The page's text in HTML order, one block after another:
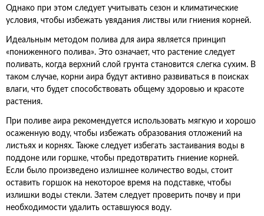
Однако при этом следует учитывать сезон и климатические
условия, чтобы избежать увядания листвы или гниения корней.
Идеальным методом полива для аира является принцип
«пониженного полива». Это означает, что растение следует
поливать, когда верхний слой грунта становится слегка сухим. В
таком случае, корни аира будут активно развиваться в поисках
влаги, что будет способствовать общему здоровью и красоте
растения.
При поливе аира рекомендуется использовать мягкую и хорошо
осаженную воду, чтобы избежать образования отложений на
листьях и корнях. Также следует избегать застаивания воды в
поддоне или горшке, чтобы предотвратить гниение корней.
Если было произведено излишнее количество воды, стоит
оставить горшок на некоторое время на подставке, чтобы
излишки воды стекли. Затем следует проверить почву и при
необходимости удалить оставшуюся воду.